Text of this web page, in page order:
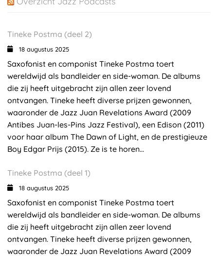
Tineke Postma (deel 2)
18 augustus 2025
Saxofonist en componist Tineke Postma toert
wereldwijd als bandleider en side-woman. De albums
die zij heeft uitgebracht zijn allen zeer lovend
ontvangen. Tineke heeft diverse prijzen gewonnen,
waaronder de Jazz Juan Revelations Award (2009
Antibes Juan-les-Pins Jazz Festival), een Edison (2011)
voor haar album The Dawn of Light, en de prestigieuze
Boy Edgar Prijs (2015). Ze is te horen...
Tineke Postma (deel 1)
18 augustus 2025
Saxofonist en componist Tineke Postma toert
wereldwijd als bandleider en side-woman. De albums
die zij heeft uitgebracht zijn allen zeer lovend
ontvangen. Tineke heeft diverse prijzen gewonnen,
waaronder de Jazz Juan Revelations Award (2009